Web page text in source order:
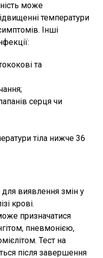
може
температури
Інші
та
серця чи
тіла нижче 36
для виявлення змін у
крові.
призначатися
пневмонією,
Тест на
після завершення